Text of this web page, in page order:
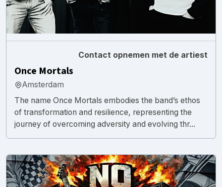
Contact opnemen met de artiest
Once Mortals
Amsterdam
The name Once Mortals embodies the band’s ethos
of transformation and resilience, representing the
journey of overcoming adversity and evolving thr...